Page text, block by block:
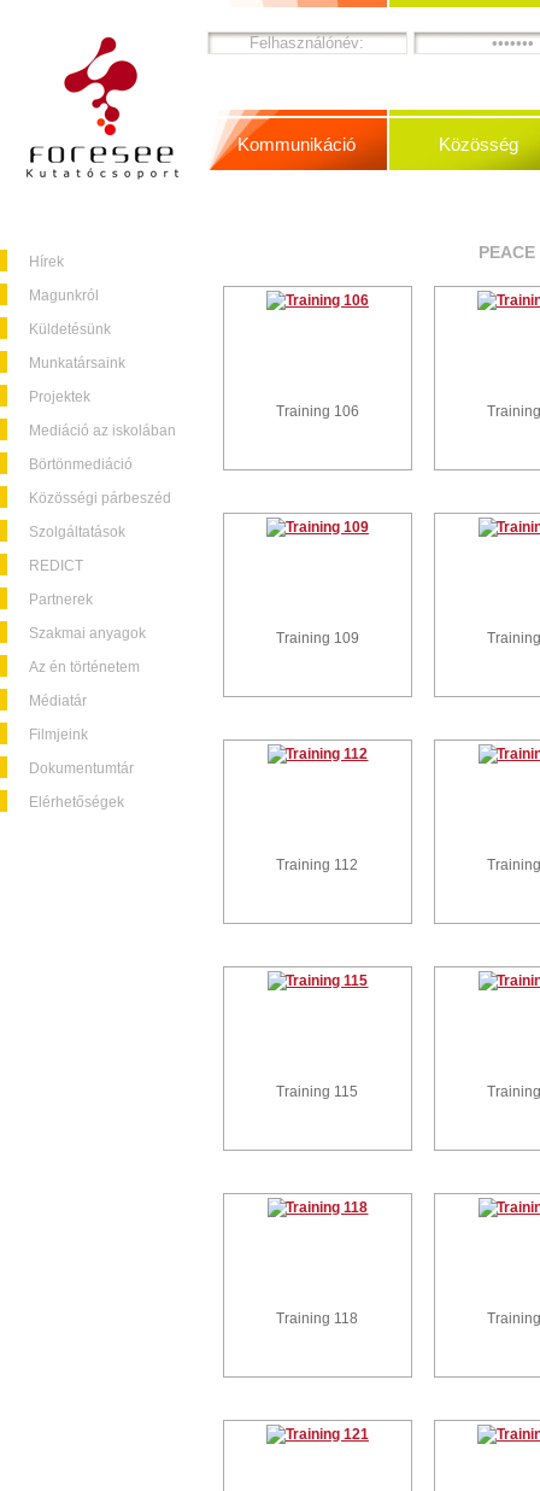
Hírek
Magunkról
Küldetésünk
Munkatársaink
Projektek
Mediáció az iskolában
Börtönmediáció
Közösségi párbeszéd
Szolgáltatások
REDICT
Partnerek
Szakmai anyagok
Az én történetem
Médiatár
Filmjeink
Dokumentumtár
Elérhetőségek
Kommunikáció Közösség
Training 106
Training 109
Training 112
Training 115
Training 118